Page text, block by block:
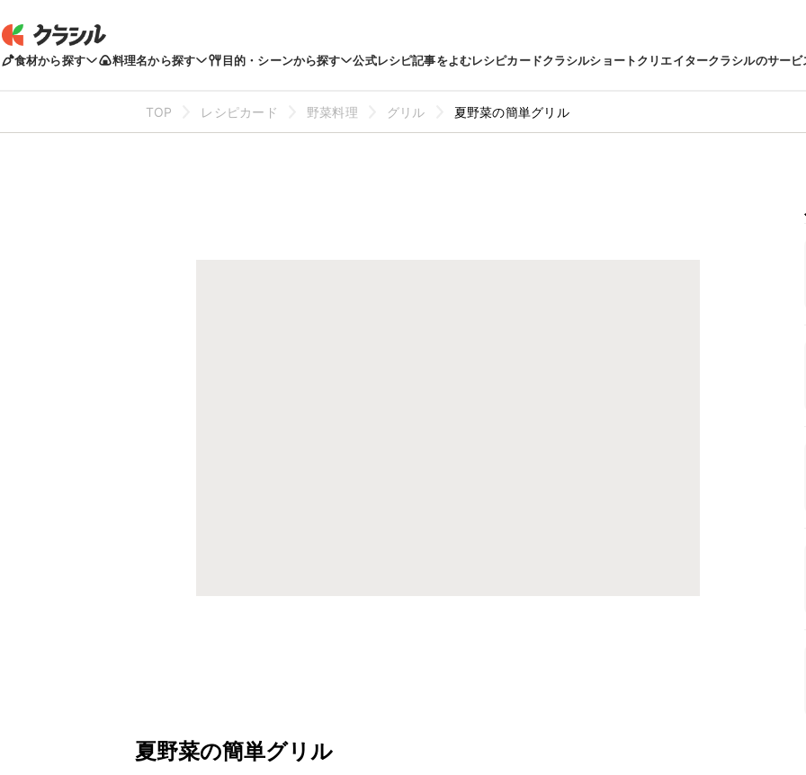
食材から探す 料理名から探す 目的・シーンから探す 公式レシピ記事をよむレシピカードクラシルショートクリエイタークラシルのサービ
TOP レシピカード 野菜料理 グリル 夏野菜の簡単グリル
夏野菜の簡単グリル